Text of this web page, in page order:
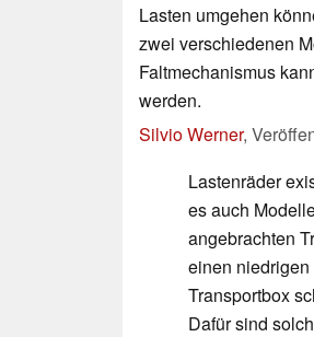
Lasten umgehen
zwei verschiedenen
Faltmechanismus
werden.
Silvio Werner,
Lastenräder
es auch
angebrachten
einen
Transportbox
Dafür sind